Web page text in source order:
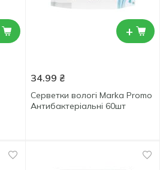
+
34.99 ₴
Серветки вологі Marka Promo
Антибактеріальні 60шт